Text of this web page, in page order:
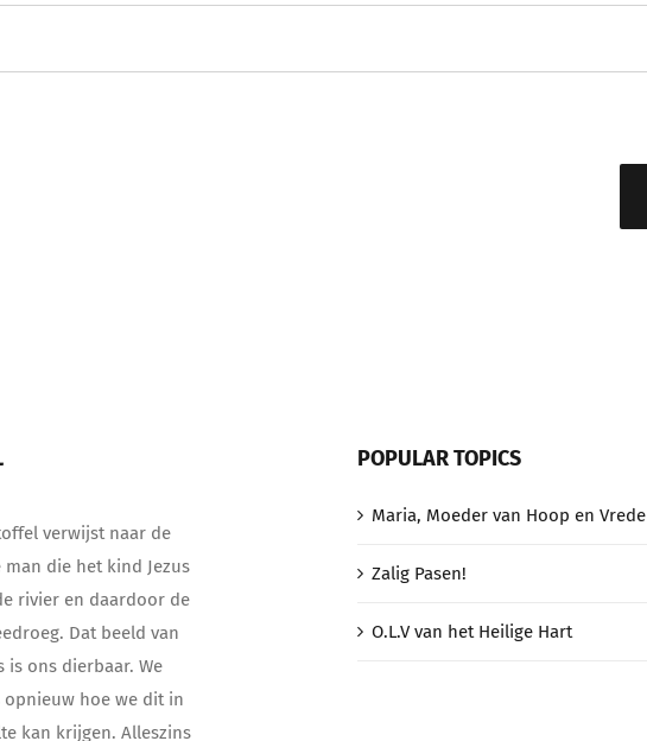
verwijst naar de
man die het kind Jezus
rivier en daardoor de
Dat beeld van
is ons dierbaar. We
opnieuw hoe we dit in
kan krijgen. Alleszins
POPULAR TOPICS
Maria, Moeder van Hoop en Vrede
Zalig Pasen!
O.L.V van het Heilige Hart